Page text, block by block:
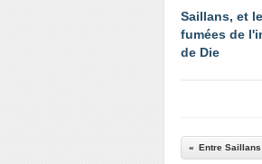
Saillans, et
fumées de
de Die
Entre